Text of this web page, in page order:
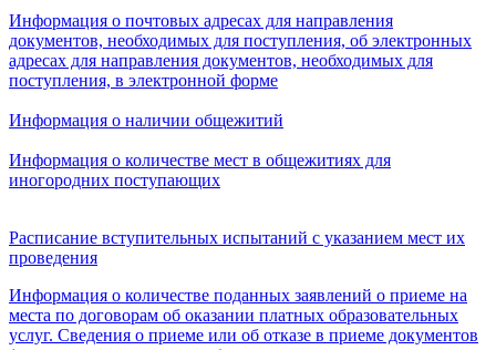
Информация о почтовых адресах для направления
документов, необходимых для поступления, об электронных
адресах для направления документов, необходимых для
поступления, в электронной форме
Информация о наличии общежитий
Информация о количестве мест в общежитиях для
иногородних поступающих
Расписание вступительных испытаний с указанием мест их
проведения
Информация о количестве поданных заявлений о приеме на
места по договорам об оказании платных образовательных
услуг. Сведения о приеме или об отказе в приеме документов